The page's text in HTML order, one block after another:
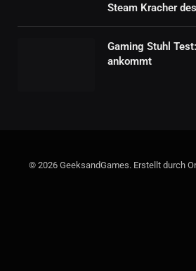
Steam Kracher
Gaming Stuhl
ankommt
© 2026 GeeksandGames. Erstellt durch